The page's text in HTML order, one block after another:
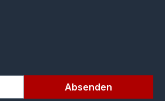
Absenden